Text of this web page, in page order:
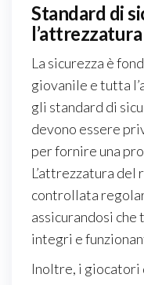
Standard di
La sicurezza è
giovanile e tutta
gli standard di
devono essere
per fornire una
L’attrezzatura
controllata
assicurandosi
integri e
Inoltre, i giocatori